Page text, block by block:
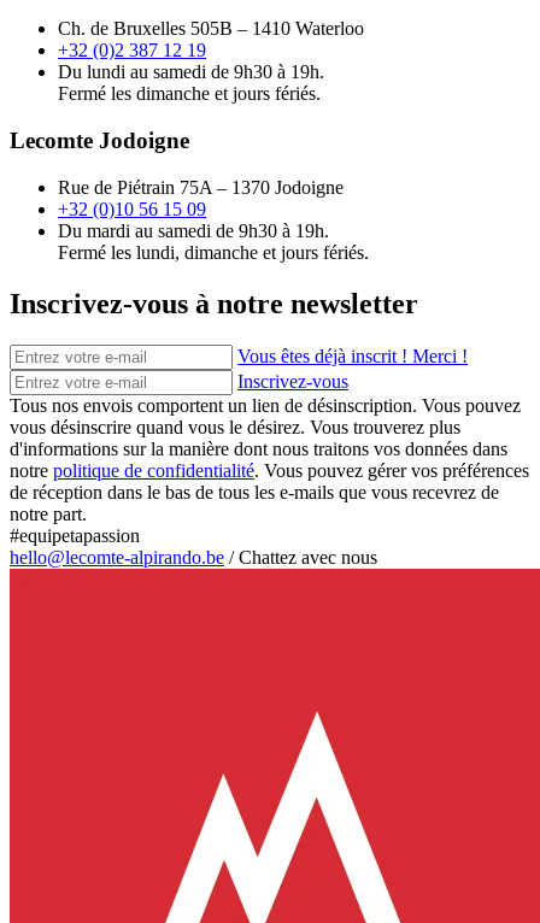
Ch. de Bruxelles 505B – 1410 Waterloo
+32 (0)2 387 12 19
Du lundi au samedi de 9h30 à 19h.
Fermé les dimanche et jours fériés.
Lecomte Jodoigne
Rue de Piétrain 75A – 1370 Jodoigne
+32 (0)10 56 15 09
Du mardi au samedi de 9h30 à 19h.
Fermé les lundi, dimanche et jours fériés.
Inscrivez-vous à notre newsletter
Vous êtes déjà inscrit ! Merci !
Inscrivez-vous
Tous nos envois comportent un lien de désinscription. Vous pouvez
vous désinscrire quand vous le désirez. Vous trouverez plus
d'informations sur la manière dont nous traitons vos données dans
notre politique de confidentialité. Vous pouvez gérer vos préférences
de réception dans le bas de tous les e-mails que vous recevrez de
notre part.
#equipetapassion
hello@lecomte-alpirando.be /Chattez avec nous